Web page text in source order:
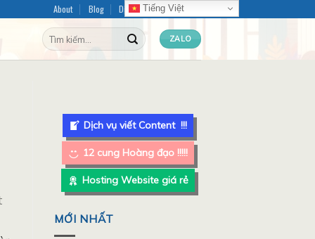
About Blog Dịch vụ Content
Tìm
kiếm:
ZALO
Dịch vụ viết Content !!!
12 cung Hoàng đạo !!!!!
Hosting Website giá rẻ
MỚI NHẤT
Tiếng Việt